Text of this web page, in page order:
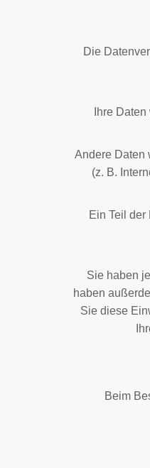
Die
Ihre
Andere Daten
(z. B.
Ein Teil
Sie haben
haben
Sie diese
Beim